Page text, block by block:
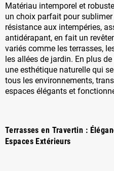
Matériau intemporel et
un choix parfait pour
résistance aux intempéries,
antidérapant, en fait un
variés comme les terrasses,
les allées de jardin. En plus
une esthétique naturelle qui
tous les environnements,
espaces élégants et
Terrasses en Travertin :
Espaces Extérieurs